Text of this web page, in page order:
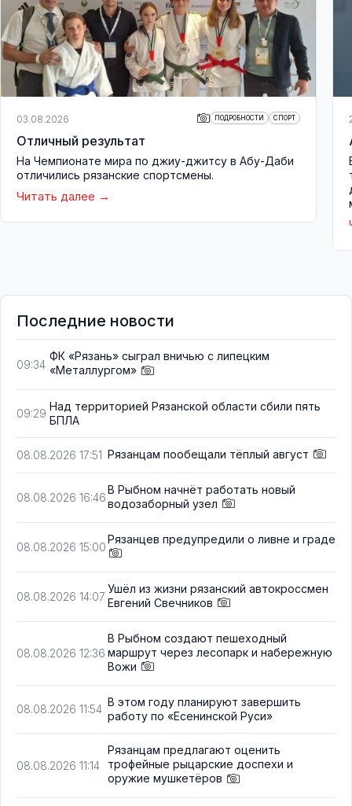
03.08.2026 ПОДРОБНОСТИ СПОРТ
Отличный результат
На Чемпионате мира по джиу-джитсу в Абу-Даби
отличились рязанские спортсмены.
Читать далее
Последние новости
09:34
ФК «Рязань» сыграл вничью с липецким
«Металлургом»
09:29
Над территорией Рязанской области сбили пять
БПЛА
08.08.2026 17:51 Рязанцам пообещали тёплый август
08.08.2026 16:46
В Рыбном начнёт работать новый
водозаборный узел
08.08.2026 15:00
Рязанцев предупредили о ливне и граде
08.08.2026 14:07
Ушёл из жизни рязанский автокроссмен
Евгений Свечников
08.08.2026 12:36
В Рыбном создают пешеходный
маршрут через лесопарк и набережную
Вожи
08.08.2026 11:54
В этом году планируют завершить
работу по «Есенинской Руси»
08.08.2026 11:14
Рязанцам предлагают оценить
трофейные рыцарские доспехи и
оружие мушкетёров